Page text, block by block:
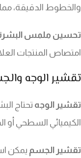
والخطوط الدقيقة،
تحسين ملمس
امتصاص المنتجات
تقشير الوجه
تقشير الوجه تحتاج
الكيميائي السطحي أو
تقشير الجسم يمكن